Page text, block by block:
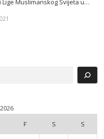
Lige Muslimanskog Svijeta u…
F S S